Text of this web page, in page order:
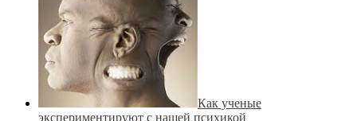
Как ученые
экспериментируют с нашей психикой